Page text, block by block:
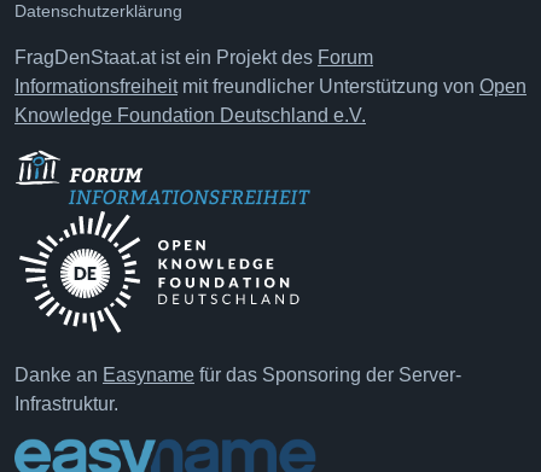
Datenschutzerklärung
FragDenStaat.at ist ein Projekt des Forum
Informationsfreiheitmit freundlicher Unterstützung von Open
Knowledge Foundation Deutschland e.V.
Danke an Easyname für das Sponsoring der Server-
Infrastruktur.